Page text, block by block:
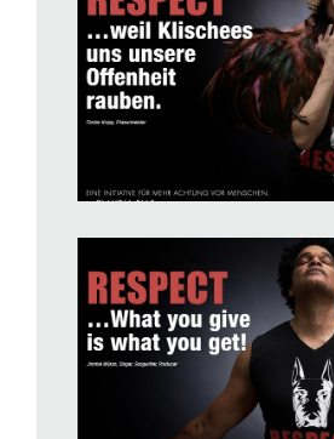
BILD ANZEIGEN
BILD ANZEIGEN